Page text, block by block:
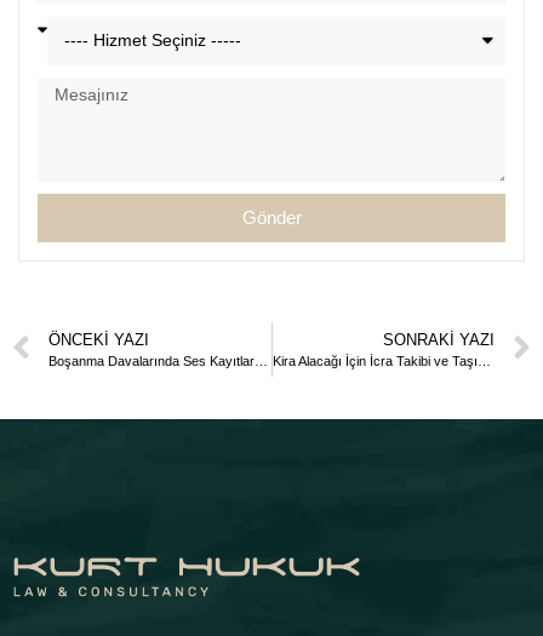
Gönder
ÖNCEKI YAZI SONRAKI YAZI